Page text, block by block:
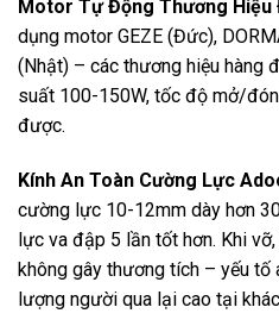
Motor Tự Động Thương Hiệu
dụng motor GEZE (Đức),
(Nhật) – các thương hiệu hàng
suất 100-150W, tốc độ mở/
được.
Kính An Toàn Cường Lực
cường lực 10-12mm dày hơn
lực va đập 5 lần tốt hơn. Khi
không gây thương tích – yếu tố
lượng người qua lại cao tại